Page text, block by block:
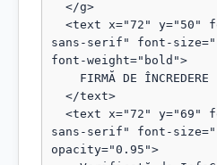
sans-serif" font-
font-weight="bold">
sans-serif" font-
opacity="0.95">